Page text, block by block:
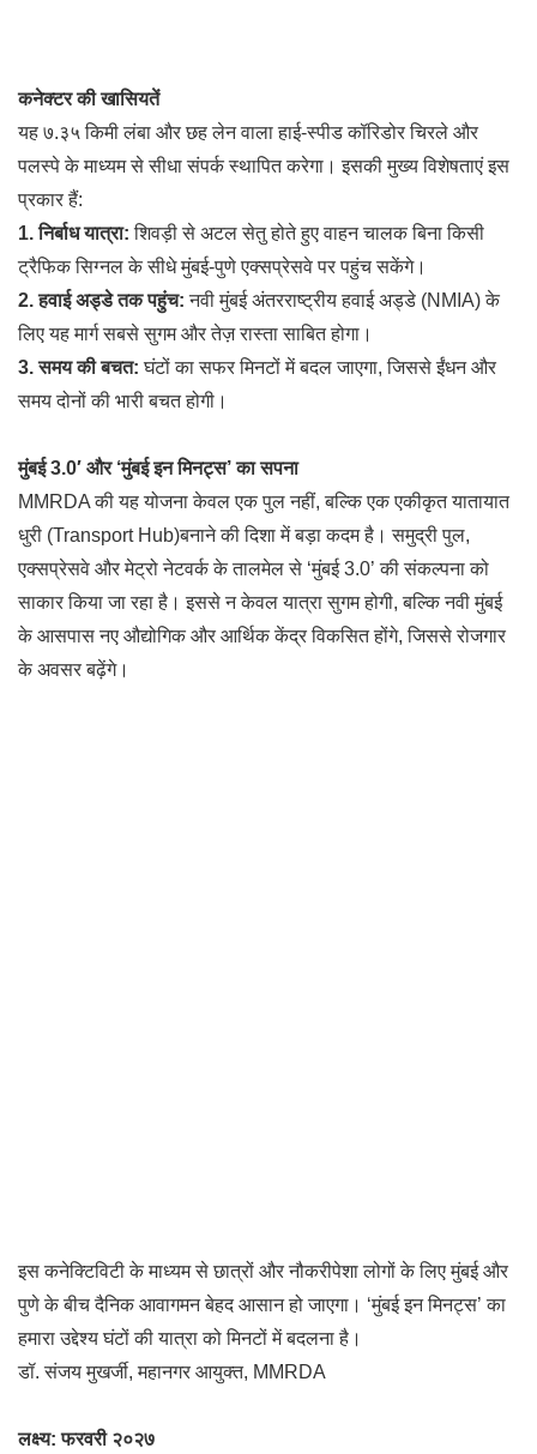
कनेक्टर की खासियतें
यह ७.३५ किमी लंबा और छह लेन वाला हाई-स्पीड कॉरिडोर चिरले और
पलस्पे के माध्यम से सीधा संपर्क स्थापित करेगा। इसकी मुख्य विशेषताएं इस
प्रकार हैं:
1. निर्बाध यात्रा: शिवड़ी से अटल सेतु होते हुए वाहन चालक बिना किसी
ट्रैफिक सिग्नल के सीधे मुंबई-पुणे एक्सप्रेसवे पर पहुंच सकेंगे।
2. हवाई अड्डे तक पहुंच: नवी मुंबई अंतरराष्ट्रीय हवाई अड्डे (NMIA) के
लिए यह मार्ग सबसे सुगम और तेज़ रास्ता साबित होगा।
3. समय की बचत: घंटों का सफर मिनटों में बदल जाएगा, जिससे ईंधन और
समय दोनों की भारी बचत होगी।
मुंबई 3.0′ और ‘मुंबई इन मिनट्स’ का सपना
MMRDA की यह योजना केवल एक पुल नहीं, बल्कि एक एकीकृत यातायात
धुरी (Transport Hub)बनाने की दिशा में बड़ा कदम है। समुद्री पुल,
एक्सप्रेसवे और मेट्रो नेटवर्क के तालमेल से ‘मुंबई 3.0’ की संकल्पना को
साकार किया जा रहा है। इससे न केवल यात्रा सुगम होगी, बल्कि नवी मुंबई
के आसपास नए औद्योगिक और आर्थिक केंद्र विकसित होंगे, जिससे रोजगार
के अवसर बढ़ेंगे।
इस कनेक्टिविटी के माध्यम से छात्रों और नौकरीपेशा लोगों के लिए मुंबई और
पुणे के बीच दैनिक आवागमन बेहद आसान हो जाएगा। ‘मुंबई इन मिनट्स’ का
हमारा उद्देश्य घंटों की यात्रा को मिनटों में बदलना है।
डॉ. संजय मुखर्जी, महानगर आयुक्त, MMRDA
लक्ष्य: फरवरी २०२७